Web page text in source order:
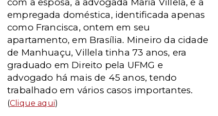
empregada doméstica, identificada apenas
como Francisca, ontem em seu
apartamento, em Brasília. Mineiro da cidade
de Manhuaçu, Villela tinha 73 anos, era
graduado em Direito pela UFMG e
advogado há mais de 45 anos, tendo
trabalhado em vários casos importantes.
(Clique aqui)